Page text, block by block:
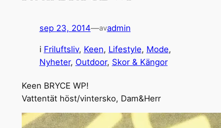
sep 23, 2014—avadmin
i Friluftsliv, Keen, Lifestyle, Mode
Nyheter, Outdoor, Skor & Kängor
Keen BRYCE WP!
Vattentät höst/vintersko, Dam&Herr